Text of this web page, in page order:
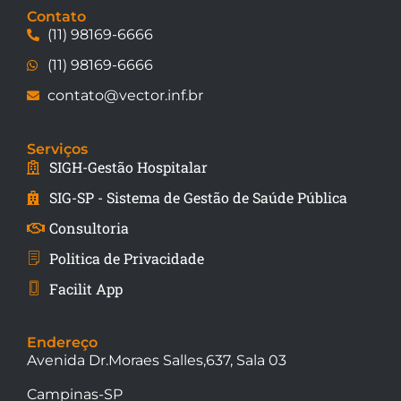
Contato
(11) 98169-6666
(11) 98169-6666
contato@vector.inf.br
Serviços
SIGH-Gestão Hospitalar
SIG-SP - Sistema de Gestão de Saúde Pública
Consultoria
Politica de Privacidade
Facilit App
Endereço
Avenida Dr.Moraes Salles,637, Sala 03
Campinas-SP